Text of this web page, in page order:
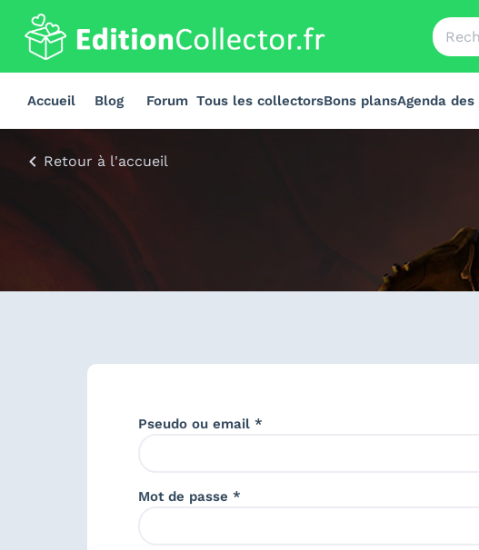
Accueil Blog Forum Tous les collectorsBons plansAgenda
Retour à l'accueil
Pseudo ou email *
Mot de passe *